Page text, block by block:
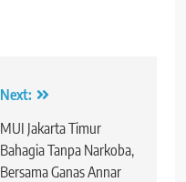
Next:
MUI Jakarta Timur
Bahagia Tanpa Narkoba,
Bersama Ganas Annar